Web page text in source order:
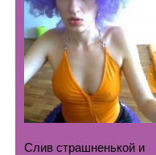
Слив страшненькой и